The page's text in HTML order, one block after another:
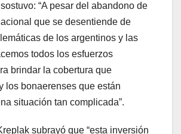
“A pesar del abandono de
que se desentiende de
de los argentinos y las
todos los esfuerzos
brindar la cobertura que
los bonaerenses que están
situación tan complicada”.
subrayó que “esta inversión